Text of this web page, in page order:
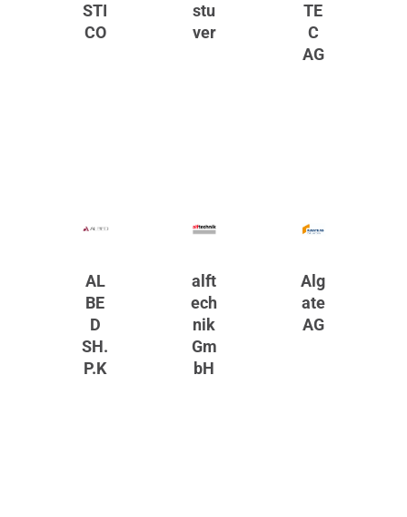
STI
CO
stu
ver
TE
C
AG
AL
BE
D
SH.
P.K
alft
ech
nik
Gm
bH
Alg
ate
AG